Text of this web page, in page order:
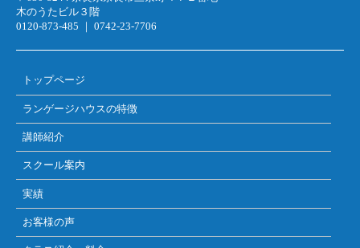
木のうたビル３階
0120-873-485 ｜ 0742-23-7706
トップページ
ランゲージハウスの特徴
講師紹介
スクール案内
実績
お客様の声